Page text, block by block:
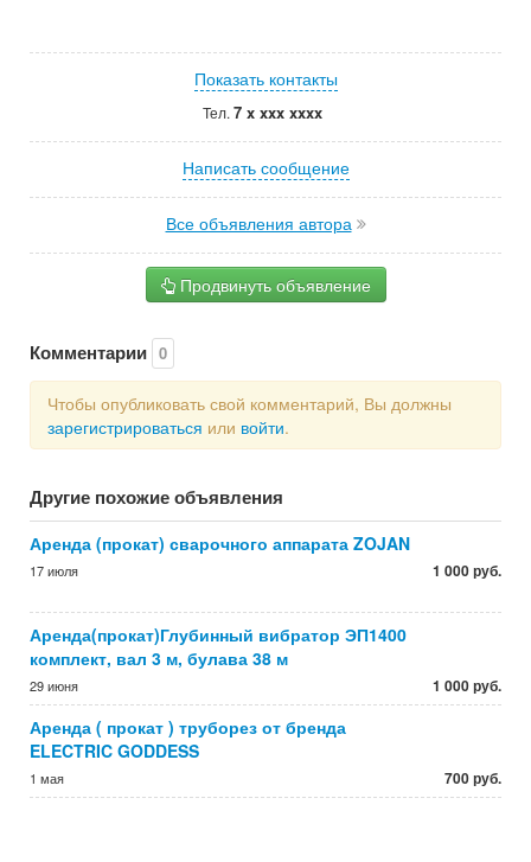
Показать контакты
Тел. 7 x xxx xxxx
Написать сообщение
Все объявления автора
Продвинуть объявление
Комментарии 0
Чтобы опубликовать свой комментарий, Вы должны
зарегистрироваться или войти.
Другие похожие объявления
Аренда (прокат) сварочного аппарата ZOJAN
17 июля 1 000 руб.
Аренда(прокат)Глубинный вибратор ЭП1400
комплект, вал 3 м, булава 38 м
29 июня 1 000 руб.
Аренда ( прокат ) труборез от бренда
ELECTRIC GODDESS
1 мая 700 руб.